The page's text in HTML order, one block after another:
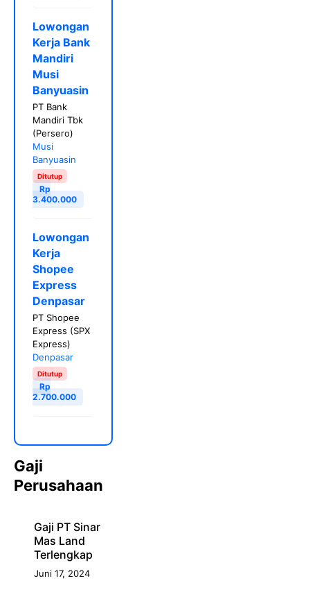
Lowongan
Kerja Bank
Mandiri
Musi
Banyuasin
PT Bank
Mandiri Tbk
(Persero)
Musi
Banyuasin
Ditutup
Rp
3.400.000
Lowongan
Kerja
Shopee
Express
Denpasar
PT Shopee
Express (SPX
Express)
Denpasar
Ditutup
Rp
2.700.000
Gaji
Perusahaan
Gaji PT Sinar
Mas Land
Terlengkap
Juni 17, 2024